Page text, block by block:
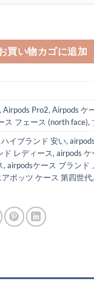
買い物カゴに追加
, Airpods Pro2, Airpods ケ
ス フェース (north face),
イブランド 安い,
ド レディース, airpods
, airpodsケース ブランド
アポッツ ケース 第四世代,